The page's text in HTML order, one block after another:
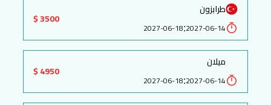
طرابزون
2027-06-14
:
2027-06-18
3500 $
ميلان
2027-06-14
:
2027-06-18
4950 $